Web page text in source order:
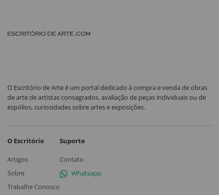
O Escritório de Arte é um portal dedicado à compra e venda de obras
de arte de artistas consagrados, avaliação de peças individuais ou de
espólios, curiosidades sobre artes e exposições.
O Escritório
Artigos
Sobre
Trabalhe Conosco
Suporte
Contato
Whatsapp